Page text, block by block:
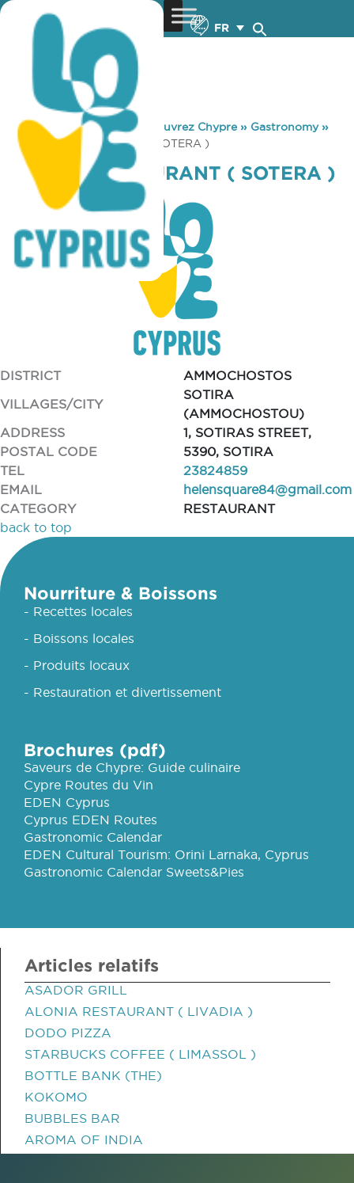
FR
You are here: Home »Découvrez Chypre» Gastronomy»
SQUARE RESTAURANT ( SOTERA )
SQUARE RESTAURANT ( SOTERA )
DISTRICT
AMMOCHOSTOS
VILLAGES/CITY
SOTIRA
(AMMOCHOSTOU)
ADDRESS
1, SOTIRAS STREET,
POSTAL CODE
5390, SOTIRA
TEL
23824859
EMAIL
helensquare84@gmail.com
CATEGORY
RESTAURANT
back to top
Nourriture & Boissons
- Recettes locales
- Boissons locales
- Produits locaux
- Restauration et divertissement
Brochures (pdf)
Saveurs de Chypre: Guide culinaire
Cypre Routes du Vin
EDEN Cyprus
Cyprus EDEN Routes
Gastronomic Calendar
EDEN Cultural Tourism: Orini Larnaka, Cyprus
Gastronomic Calendar Sweets&Pies
Articles relatifs
ASADOR GRILL
ALONIA RESTAURANT ( LIVADIA )
DODO PIZZA
STARBUCKS COFFEE ( LIMASSOL )
BOTTLE BANK (THE)
KOKOMO
BUBBLES BAR
AROMA OF INDIA